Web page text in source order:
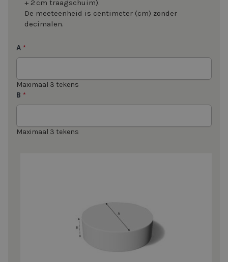
+ 2 cm traagschuim).
De meeteenheid is centimeter (cm) zonder
decimalen.
A *
Maximaal 3 tekens
B *
Maximaal 3 tekens